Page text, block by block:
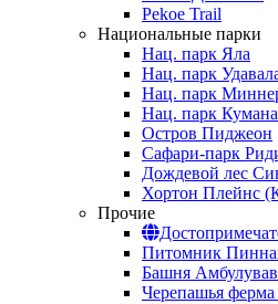
Pekoe Trail
Национальные парки
Нац. парк Яла
Нац. парк
Нац. парк
Нац. парк Кумана
Остров Пиджеон
Сафари-парк
Дождевой лес
Хортон Плейнс
Прочие
Питомник
Башня
Черепашья ферма